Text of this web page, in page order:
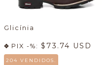
Glicínia
PIX -%: $73.74 USD
204 VENDIDOS.